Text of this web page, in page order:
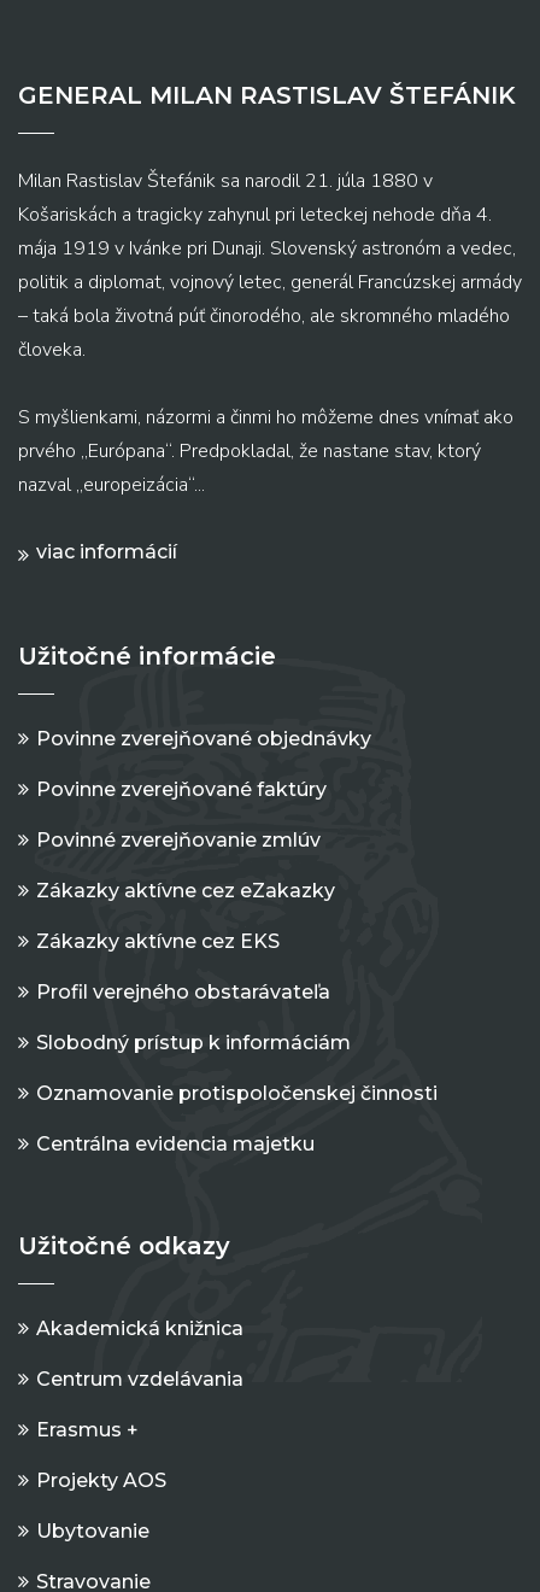
GENERAL MILAN RASTISLAV ŠTEFÁNIK
Milan Rastislav Štefánik sa narodil 21. júla 1880 v
Košariskách a tragicky zahynul pri leteckej nehode dňa 4.
mája 1919 v Ivánke pri Dunaji. Slovenský astronóm a vedec,
politik a diplomat, vojnový letec, generál Francúzskej armády
– taká bola životná púť činorodého, ale skromného mladého
človeka.
S myšlienkami, názormi a činmi ho môžeme dnes vnímať ako
prvého „Európana“. Predpokladal, že nastane stav, ktorý
nazval „europeizácia“...
viac informácií
Užitočné informácie
Povinne zverejňované objednávky
Povinne zverejňované faktúry
Povinné zverejňovanie zmlúv
Zákazky aktívne cez eZakazky
Zákazky aktívne cez EKS
Profil verejného obstarávateľa
Slobodný prístup k informáciám
Oznamovanie protispoločenskej činnosti
Centrálna evidencia majetku
Užitočné odkazy
Akademická knižnica
Centrum vzdelávania
Erasmus +
Projekty AOS
Ubytovanie
Stravovanie